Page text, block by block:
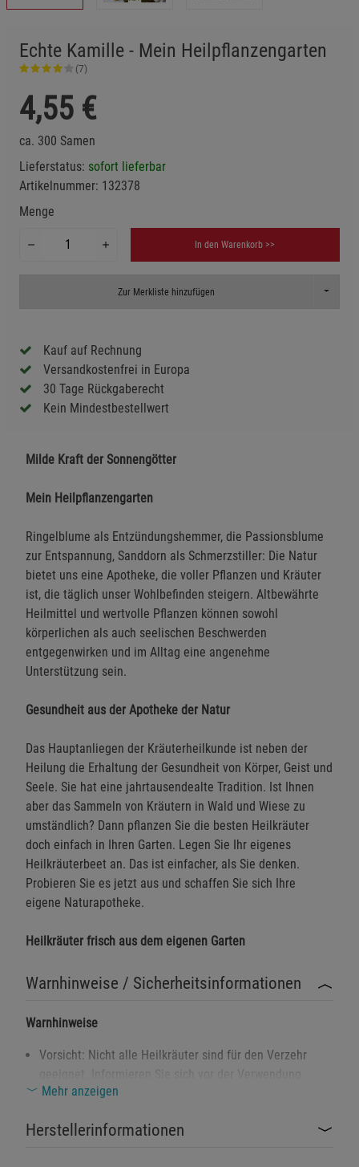
Echte Kamille - Mein Heilpflanzengarten
(7)
4,55 €
ca. 300 Samen
Lieferstatus: sofort lieferbar
Artikelnummer: 132378
Menge
In den Warenkorb >>
Zur Merkliste hinzufügen Toggle
Kauf auf Rechnung
Versandkostenfrei in Europa
30 Tage Rückgaberecht
Kein Mindestbestellwert
Milde Kraft der Sonnengötter
Mein Heilpflanzengarten
Ringelblume als Entzündungshemmer, die Passionsblume
zur Entspannung, Sanddorn als Schmerzstiller: Die Natur
bietet uns eine Apotheke, die voller Pflanzen und Kräuter
ist, die täglich unser Wohlbefinden steigern. Altbewährte
Heilmittel und wertvolle Pflanzen können sowohl
körperlichen als auch seelischen Beschwerden
entgegenwirken und im Alltag eine angenehme
Unterstützung sein.
Gesundheit aus der Apotheke der Natur
Das Hauptanliegen der Kräuterheilkunde ist neben der
Heilung die Erhaltung der Gesundheit von Körper, Geist und
Seele. Sie hat eine jahrtausendealte Tradition. Ist Ihnen
aber das Sammeln von Kräutern in Wald und Wiese zu
umständlich? Dann pflanzen Sie die besten Heilkräuter
doch einfach in Ihren Garten. Legen Sie Ihr eigenes
Heilkräuterbeet an. Das ist einfacher, als Sie denken.
Probieren Sie es jetzt aus und schaffen Sie sich Ihre
eigene Naturapotheke.
Heilkräuter frisch aus dem eigenen Garten
Warnhinweise / Sicherheitsinformationen
Warnhinweise
Vorsicht: Nicht alle Heilkräuter sind für den Verzehr
geeignet. Informieren Sie sich vor der Verwendung
genau über die jeweilige Pflanze.
Außerhalb der Reichweite von Kindern aufbewahren.
Mehr anzeigen
Herstellerinformationen